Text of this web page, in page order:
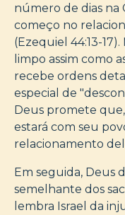
número de dias na
começo no
(Ezequiel 44:13-
limpo assim como
recebe ordens
especial de
Deus promete
estará com seu
relacionamento
Em seguida, Deus
semelhante dos
lembra Israel da